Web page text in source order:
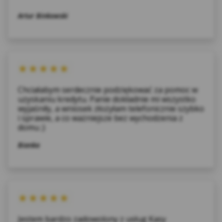
Artur Binkowski
Chciałabym serdecznie podziękować za pomoc w
uzyskaniu kredytu. Panie dokładnie mi wszystko
wyjaśniły, a wniosek złożyłam telefonicznie szybko
i sprawie, a co ważniejsze bez wychodzenia z
domu ;)
Bianka
Jestem bardzo zadowolony z usług Kasy
zewnętrzne – (ang. third parties cookies) np.
stronie) współpracujących z Serwisem
innymi dostosowywać reklamy do preferencji
i zwyczajów Użytkowników, a także ocenić
skuteczność działań reklamowych (np. dzięki
zliczaniu, ile osób kliknęło w daną reklamę i
przeszło na stronę internetową